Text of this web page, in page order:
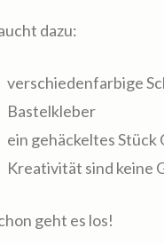
dazu:
verschiedenfarbige
Bastelkleber
ein gehäckeltes
Kreativität sind keine
geht es los!